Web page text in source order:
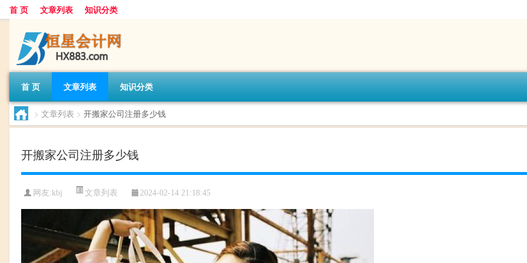
首 页 文章列表 知识分类
首 页 文章列表 知识分类
> 文章列表 > 开搬家公司注册多少钱
开搬家公司注册多少钱
网友: kbj 文章列表 2024-02-14 21:18:45